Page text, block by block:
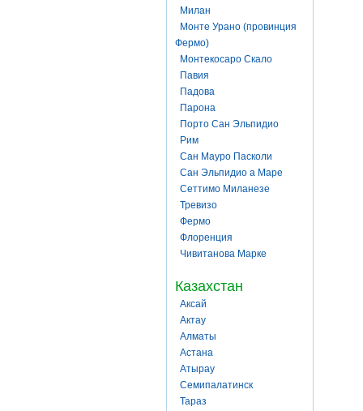
Милан
Монте Урано (провинция
Фермо)
Монтекосаро Скало
Павия
Падова
Парона
Порто Сан Эльпидио
Рим
Сан Мауро Пасколи
Сан Эльпидио а Маре
Сеттимо Миланезе
Тревизо
Фермо
Флоренция
Чивитанова Марке
Казахстан
Аксай
Актау
Алматы
Астана
Атырау
Семипалатинск
Тараз